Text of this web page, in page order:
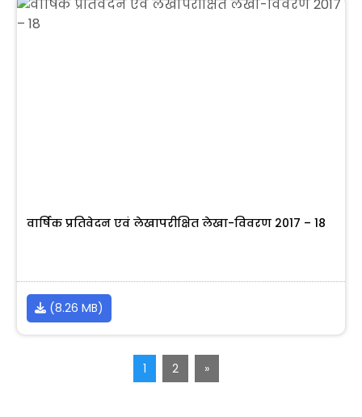
वार्षिक प्रतिवेदन एवं लेखापरीक्षित लेखा-विवरण 2017 – 18
(8.26 MB)
1 2 »